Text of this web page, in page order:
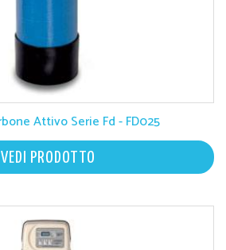
Attivo Serie Fd - FD025
VEDI PRODOTTO